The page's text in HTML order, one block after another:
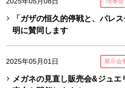
「ガザの恒久的停戦と、パレ
明に賛同します
2025年05月01日 展示会
メガネの見直し販売会&ジュエ